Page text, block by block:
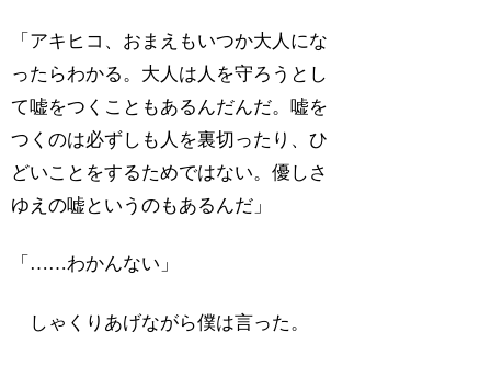
「アキヒコ、おまえもいつか大人にな
ったらわかる。大人は人を守ろうとし
て嘘をつくこともあるんだんだ。嘘を
つくのは必ずしも人を裏切ったり、ひ
どいことをするためではない。優しさ
ゆえの嘘というのもあるんだ」
「……わかんない」
しゃくりあげながら僕は言った。